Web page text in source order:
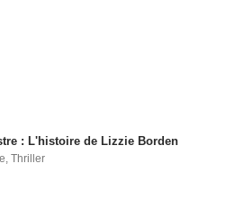
: L'histoire de Lizzie Borden
,Thriller